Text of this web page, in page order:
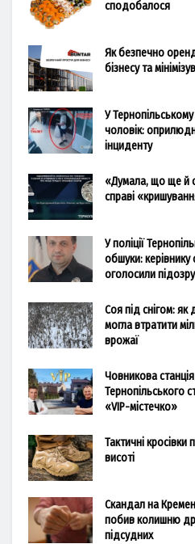
сподобалося
Як безпечно
бізнесу та
У
чоловік:
інциденту
«Думала, що ще й
справі
У поліції
обшуки: керівнику
оголосили підозру
Соя під снігом:
могла втратити
врожаї
Човникова
Тернопільського
«VIP-містечко»
Тактичні кросівки
висоті
Скандал на
побив колишню
підсудних